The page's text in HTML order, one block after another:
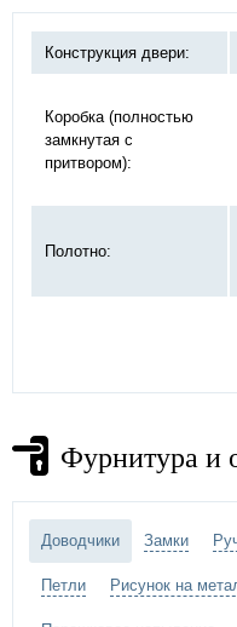
Конструкция двери:
Коробка (полностью
замкнутая с
притвором):
Полотно:
Замок:
Петли:
Фурнитура и
Доводчики Замки
Петли Рисунок на